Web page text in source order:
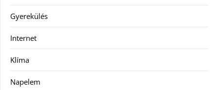
Gyerekülés
Internet
Klíma
Napelem